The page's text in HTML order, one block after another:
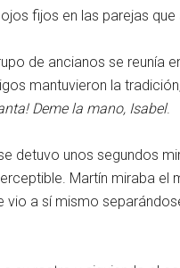
fijos en las parejas
de ancianos se reunía
mantuvieron la
Deme la mano, Isabel.
detuvo unos segundos
Martín miraba
vio a sí mismo